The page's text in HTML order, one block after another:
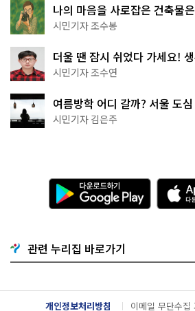
나의 마음을 사로잡은 건축물
상작 공개!
시민기자 조수봉
더울 땐 잠시 쉬었다 가세요!
·무더위쉼터까지
시민기자 조수연
여름방학 어디 갈까? 서울 도
추천
시민기자 김은주
다
운
로
기
G
o
g
l
관련 누리집 바로가기
개인정보처리방침 이메일 무단수집